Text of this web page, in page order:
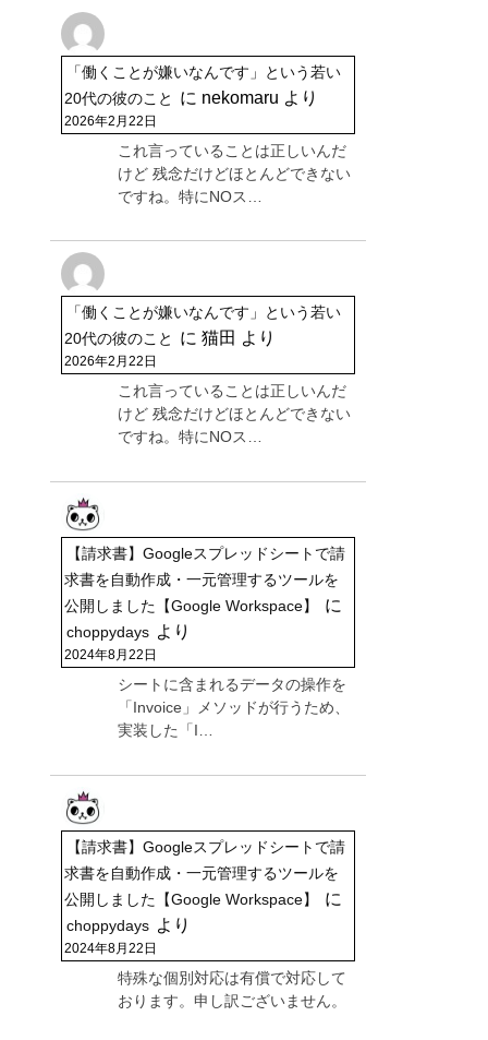
「働くことが嫌いなんです」という若い
20代の彼のこと
に nekomaru より
2026年2月22日
これ言っていることは正しいんだ
けど 残念だけどほとんどできない
ですね。特にNOス…
「働くことが嫌いなんです」という若い
20代の彼のこと
に 猫田 より
2026年2月22日
これ言っていることは正しいんだ
けど 残念だけどほとんどできない
ですね。特にNOス…
【請求書】Googleスプレッドシートで請
求書を自動作成・一元管理するツールを
公開しました【Google Workspace】
に
choppydays より
2024年8月22日
シートに含まれるデータの操作を
「Invoice」メソッドが行うため、
実装した「I…
【請求書】Googleスプレッドシートで請
求書を自動作成・一元管理するツールを
公開しました【Google Workspace】
に
choppydays より
2024年8月22日
特殊な個別対応は有償で対応して
おります。申し訳ございません。